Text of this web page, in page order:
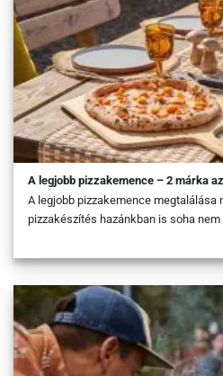
A legjobb pizzakemence – 2 márka
A legjobb pizzakemence megtalálása
pizzakészítés hazánkban is soha